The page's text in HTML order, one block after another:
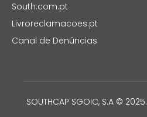
South.com.pt
Livroreclamacoes.pt
Canal de Denúncias
SOUTHCAP SGOIC, S.A © 2025.